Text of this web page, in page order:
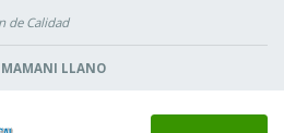
de Calidad
MAMANI LLANO